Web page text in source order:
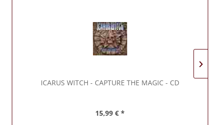
ICARUS WITCH - CAPTURE THE MAGIC - CD
15,99 € *